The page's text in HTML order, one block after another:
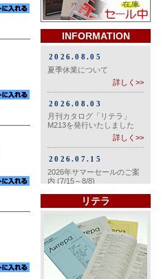
INFORMATION
リテラ